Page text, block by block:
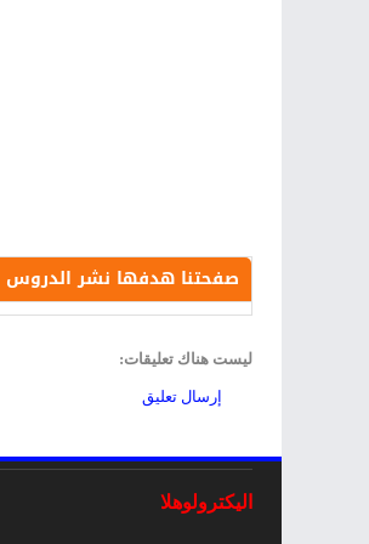
صفحتنا هدفها نشر الدروس
ليست هناك تعليقات:
إرسال تعليق
اليكترولوهلا